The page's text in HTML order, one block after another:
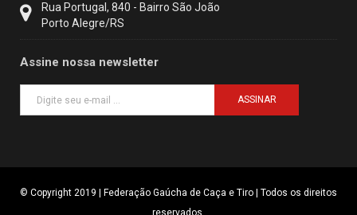
Rua Portugal, 840 - Bairro São João
Porto Alegre/RS
Assine nossa newsletter
ASSINAR
© Copyright 2019 | Federação Gaúcha de Caça e Tiro | Todos os direitos